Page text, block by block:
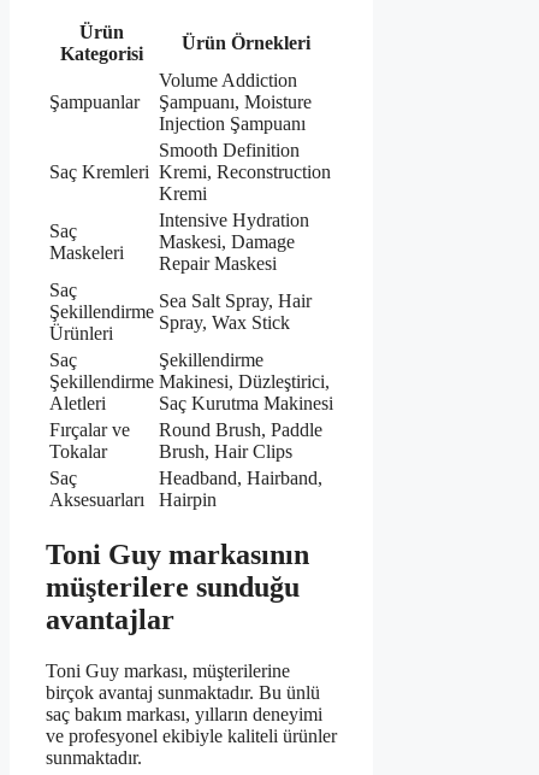
Ürün
Kategorisi
Ürün Örnekleri
Şampuanlar
Volume Addiction
Şampuanı, Moisture
Injection Şampuanı
Saç Kremleri
Smooth Definition
Kremi, Reconstruction
Kremi
Saç
Maskeleri
Intensive Hydration
Maskesi, Damage
Repair Maskesi
Saç
Şekillendirme
Ürünleri
Sea Salt Spray, Hair
Spray, Wax Stick
Saç
Şekillendirme
Aletleri
Şekillendirme
Makinesi, Düzleştirici,
Saç Kurutma Makinesi
Fırçalar ve
Tokalar
Round Brush, Paddle
Brush, Hair Clips
Saç
Aksesuarları
Headband, Hairband,
Hairpin
Toni Guy markasının
müşterilere sunduğu
avantajlar
Toni Guy markası, müşterilerine
birçok avantaj sunmaktadır. Bu ünlü
saç bakım markası, yılların deneyimi
ve profesyonel ekibiyle kaliteli ürünler
sunmaktadır.